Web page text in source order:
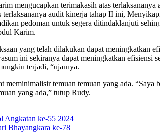
mengucapkan terimakasih atas
terlaksananya audit kinerja tahap II ini,
pedoman untuk segera ditindaklanjuti
Karim.
yang telah dilakukan dapat meningkatkan
ini sekiranya dapat meningkatkan
terjadi, “ujarnya.
meminimalisir temuan temuan yang ada.
yang ada,” tutup Rudy.
Angkatan ke-55 2024
Bhayangkara ke-78